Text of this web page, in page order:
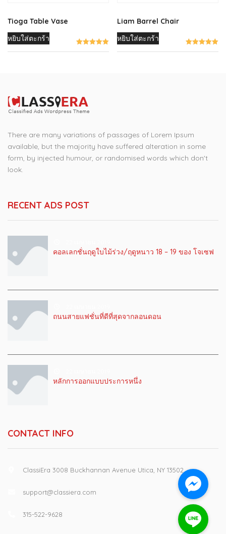
Tioga Table Vase
หยิบใส่ตะกร้า
Liam Barrel Chair
หยิบใส่ตะกร้า
There are many variations of passages of Lorem Ipsum
available, but the majority have suffered alteration in some
form, by injected humour, or randomised words which don't
look.
RECENT ADS POST
คอลเลกชั่นฤดูใบไม้ร่วง/ฤดูหนาว 18 – 19 ของ โจเซฟ
ถนนสายแฟชั่นที่ดีที่สุดจากลอนดอน
หลักการออกแบบประการหนึ่ง
CONTACT INFO
ClassiEra 3008 Buckhannan Avenue Utica, NY 13502
support@classiera.com
315-522-9628